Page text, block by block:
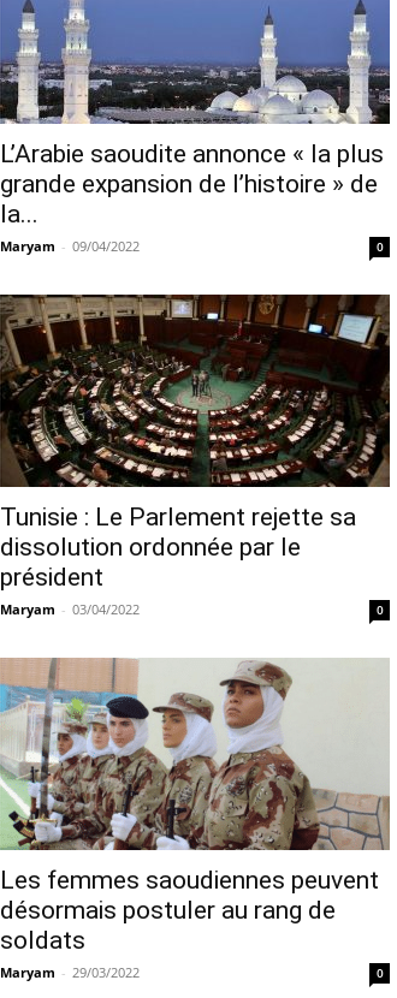
L’Arabie saoudite annonce « la plus
grande expansion de l’histoire » de
la...
Maryam - 09/04/2022 0
Tunisie : Le Parlement rejette sa
dissolution ordonnée par le
président
Maryam - 03/04/2022 0
Les femmes saoudiennes peuvent
désormais postuler au rang de
soldats
Maryam - 29/03/2022 0